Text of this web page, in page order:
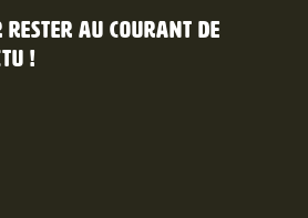
rester au courant de
!